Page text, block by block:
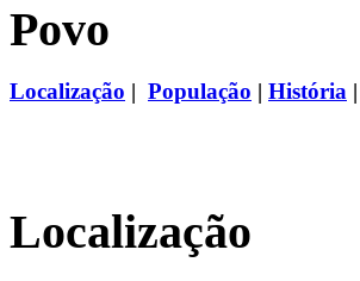
Povo
Localização | População | História |
Localização